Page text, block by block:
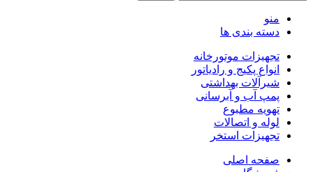
منو
دسته بندی ها
تجهیزات موتورخانه
انواع پکیج و رادیاتور
شیرآلات بهداشتی
پمپ آب و آبرسانی
تهویه مطبوع
لوله و اتصالات
تجهیزات استخر
صفحه اصلی